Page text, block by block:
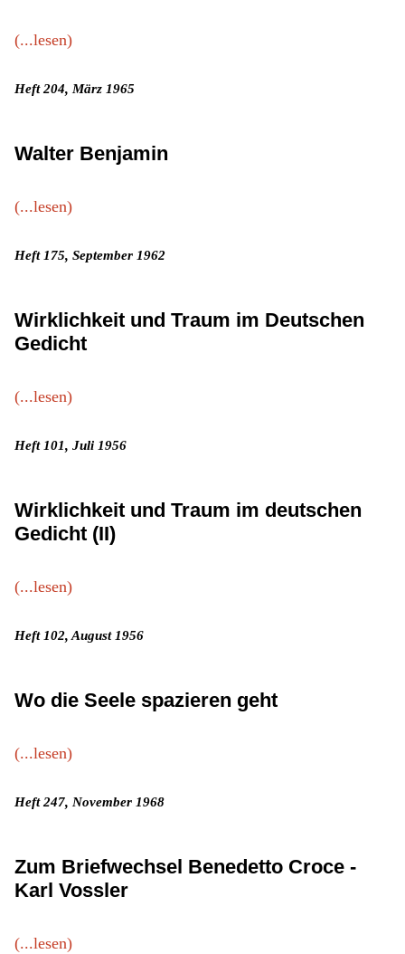
(...lesen)
Heft 204, März 1965
Walter Benjamin
(...lesen)
Heft 175, September 1962
Wirklichkeit und Traum im Deutschen
Gedicht
(...lesen)
Heft 101, Juli 1956
Wirklichkeit und Traum im deutschen
Gedicht (II)
(...lesen)
Heft 102, August 1956
Wo die Seele spazieren geht
(...lesen)
Heft 247, November 1968
Zum Briefwechsel Benedetto Croce -
Karl Vossler
(...lesen)